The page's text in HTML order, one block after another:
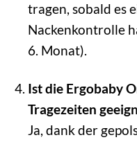
tragen, sobald es
Nackenkontrolle
6. Monat).
Ist die Ergobaby
Tragezeiten
Ja, dank der